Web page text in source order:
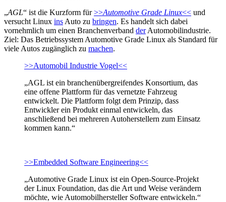
„AGL“ ist die Kurzform für>>Automotive Grade Linux<< und
versucht Linux ins Auto zu bringen. Es handelt sich dabei
vornehmlich um einen Branchenverband derAutomobilindustrie.
Ziel: Das Betriebssystem Automotive Grade Linux als Standard für
viele Autos zugänglich zu machen.
>>Automobil Industrie Vogel<<
„AGL ist ein branchenübergreifendes Konsortium, das
eine offene Plattform für das vernetzte Fahrzeug
entwickelt. Die Plattform folgt dem Prinzip, dass
Entwickler ein Produkt einmal entwickeln, das
anschließend bei mehreren Autoherstellern zum Einsatz
kommen kann.“
>>Embedded Software Engineering<<
„Automotive Grade Linux ist ein Open-Source-Projekt
der Linux Foundation, das die Art und Weise verändern
möchte, wie Automobilhersteller Software entwickeln.“